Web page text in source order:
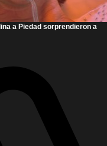
a Piedad sorprendieron a